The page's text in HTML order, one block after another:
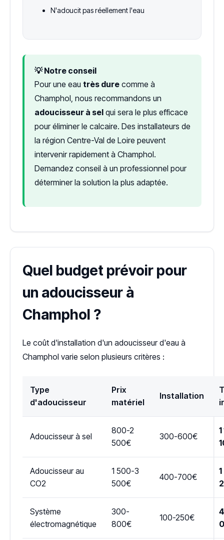
N'adoucit pas réellement l'eau
💡 Notre conseil
Pour une eau très dure comme à
Champhol, nous recommandons un
adoucisseur à sel qui sera le plus efficace
pour éliminer le calcaire. Des installateurs de
la région Centre-Val de Loire peuvent
intervenir rapidement à Champhol.
Demandez conseil à un professionnel pour
déterminer la solution la plus adaptée.
Quel budget prévoir pour
un adoucisseur à
Champhol ?
Le coût d'installation d'un adoucisseur d'eau à
Champhol varie selon plusieurs critères :
Type
d'adoucisseur
Prix
matériel
Installation
Adoucisseur à sel
800-2
500€
300-600€
Adoucisseur au
CO2
1 500-3
500€
400-700€
Système
électromagnétique
300-
800€
100-250€